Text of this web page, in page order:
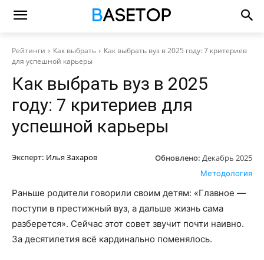
Рейтинги Как выбрать
Как выбрать вуз в 2025 году: 7 критериев
для успешной карьеры
Как выбрать вуз в 2025
году: 7 критериев для
успешной карьеры
Эксперт: Илья Захаров Обновлено: Декабрь 2025
Методология
Раньше родители говорили своим детям: «Главное —
поступи в престижный вуз, а дальше жизнь сама
разберется». Сейчас этот совет звучит почти наивно.
За десятилетия всё кардинально поменялось.